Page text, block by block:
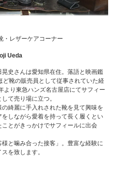
・レザーケアコーナー
Ueda
史さんは愛知県在住。落語と映画鑑
ど靴の販売員として従事されていた経
より東急ハンズ名古屋店にてサフィー
て売り場に立つ。
綺麗に手入れされた靴を見て興味を
しながら愛着を持って長く履くとい
ことがきっかけでサフィールに出会
様と噛み合った接客」。豊富な経験に
を致します。